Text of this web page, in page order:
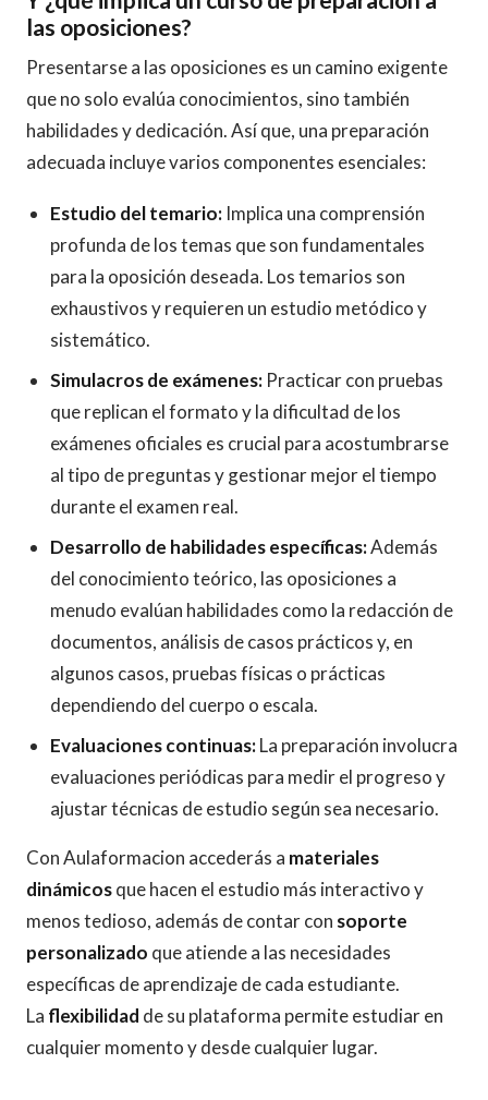
las oposiciones?
Presentarse a las oposiciones es un camino exigente
que no solo evalúa conocimientos, sino también
habilidades y dedicación. Así que, una preparación
adecuada incluye varios componentes esenciales:
Estudio del temario: Implica una comprensión
profunda de los temas que son fundamentales
para la oposición deseada. Los temarios son
exhaustivos y requieren un estudio metódico y
sistemático.
Simulacros de exámenes: Practicar con pruebas
que replican el formato y la dificultad de los
exámenes oficiales es crucial para acostumbrarse
al tipo de preguntas y gestionar mejor el tiempo
durante el examen real.
Desarrollo de habilidades específicas:Además
del conocimiento teórico, las oposiciones a
menudo evalúan habilidades como la redacción de
documentos, análisis de casos prácticos y, en
algunos casos, pruebas físicas o prácticas
dependiendo del cuerpo o escala.
Evaluaciones continuas:La preparación involucra
evaluaciones periódicas para medir el progreso y
ajustar técnicas de estudio según sea necesario.
Con Aulaformacion accederás a materiales
dinámicosque hacen el estudio más interactivo y
menos tedioso, además de contar con soporte
personalizado que atiende a las necesidades
específicas de aprendizaje de cada estudiante.
La flexibilidad de su plataforma permite estudiar en
cualquier momento y desde cualquier lugar.